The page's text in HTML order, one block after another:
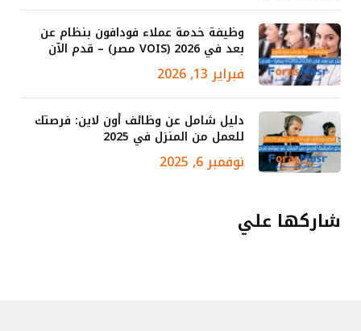
وظيفة خدمة عملاء فودافون بنظام عن
بعد في 2026 (VOIS مصر) – قدم الآن
فبراير 13, 2026
دليل شامل عن وظائف أون لاين: فرصتك
للعمل من المنزل في 2025
نوفمبر 6, 2025
شاركها علي